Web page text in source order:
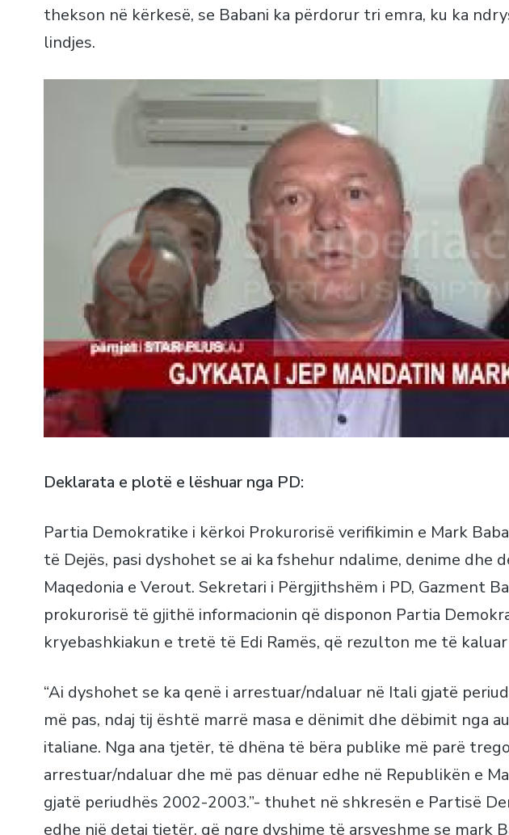
thekson në kërkesë, se Babani ka përdorur tri emra, ku ka
lindjes.
Deklarata e plotë e lëshuar nga PD:
Partia Demokratike i kërkoi Prokurorisë verifikimin e Mark
të Dejës, pasi dyshohet se ai ka fshehur ndalime, denime dhe
Maqedonia e Verout. Sekretari i Përgjithshëm i PD, Gazment
prokurorisë të gjithë informacionin që disponon Partia
kryebashkiakun e tretë të Edi Ramës, që rezulton me të
“Ai dyshohet se ka qenë i arrestuar/ndaluar në Itali gjatë
më pas, ndaj tij është marrë masa e dënimit dhe dëbimit nga
italiane. Nga ana tjetër, të dhëna të bëra publike më parë
arrestuar/ndaluar dhe më pas dënuar edhe në Republikën e
gjatë periudhës 2002-2003.”- thuhet në shkresën e Partisë
edhe një detaj tjetër, që ngre dyshime të arsyeshme se mark